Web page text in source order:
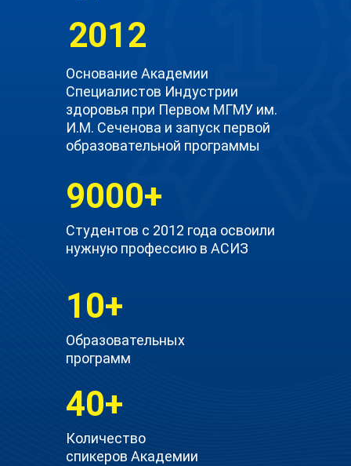
2012
Основание Академии
Специалистов Индустрии
здоровья при Первом МГМУ им.
И.М. Сеченова и запуск первой
образовательной программы
9000+
Студентов с 2012 года освоили
нужную профессию в АСИЗ
10+
Образовательных
программ
40+
Количество
спикеров Академии